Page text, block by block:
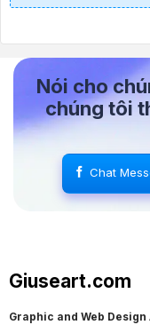
Nói cho
chúng tôi
Chat
Giuseart.com
Graphic and Web Design